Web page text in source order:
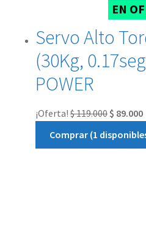
EN
Servo Alto
(30Kg,
POWER
¡Oferta! $119.000 $ 89.000
Comprar (1